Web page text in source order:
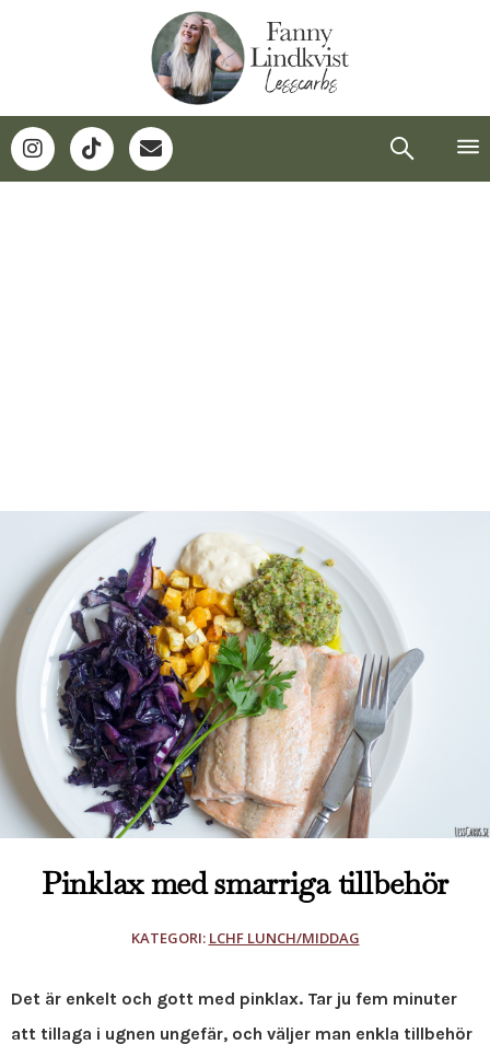
Pinklax med smarriga tillbehör
KATEGORI: LCHF LUNCH/MIDDAG
Det är enkelt och gott med pinklax. Tar ju fem minuter
att tillaga i ugnen ungefär, och väljer man enkla tillbehör